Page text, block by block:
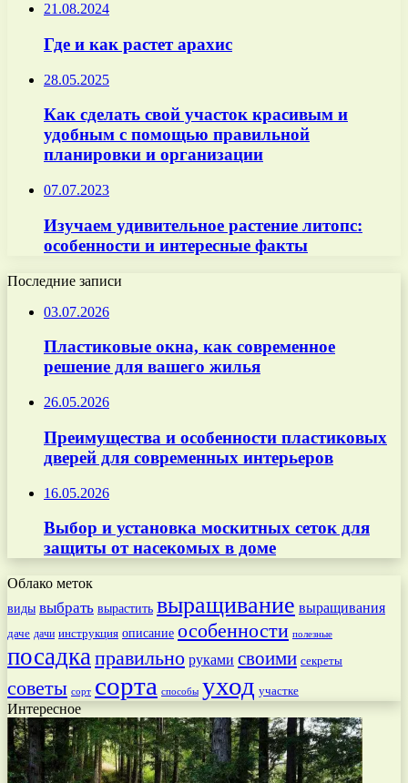
21.08.2024
Где и как растет арахис
28.05.2025
Как сделать свой участок красивым и
удобным с помощью правильной
планировки и организации
07.07.2023
Изучаем удивительное растение литопс:
особенности и интересные факты
Последние записи
03.07.2026
Пластиковые окна, как современное
решение для вашего жилья
26.05.2026
Преимущества и особенности пластиковых
дверей для современных интерьеров
16.05.2026
Выбор и установка москитных сеток для
защиты от насекомых в доме
Облако меток
виды выбрать вырастить выращивание выращивания
даче дачи инструкция описание особенности полезные
посадка правильно руками своими секреты
советы сорт сорта способы уход участке
Интересное